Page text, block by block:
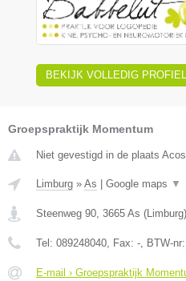
BEKIJK VOLLEDIG PROFIEL
Groepspraktijk Momentum
Niet gevestigd in de plaats
Limburg » As Google maps ▼
Steenweg 90 3665 As ( Limburg)
Tel: 089248040 , Fax: - , BTW-nr:
E-mail › Groepspraktijk